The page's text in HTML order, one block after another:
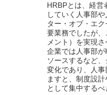
HRBPとは、経営
していく人事部
ター・オブ・エ
要業務でしたが
メント）を実現
企業では人事部
ソースするなど
変化であり、人
ますと、制度設
として集中する